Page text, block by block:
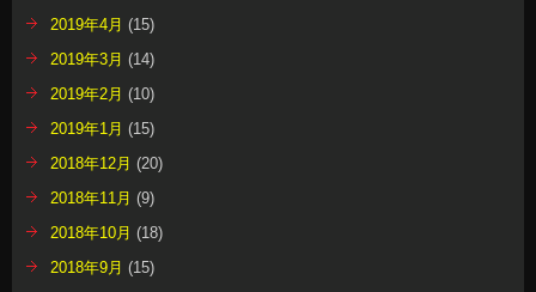
2019年4月 (15)
2019年3月 (14)
2019年2月 (10)
2019年1月 (15)
2018年12月 (20)
2018年11月 (9)
2018年10月 (18)
2018年9月 (15)